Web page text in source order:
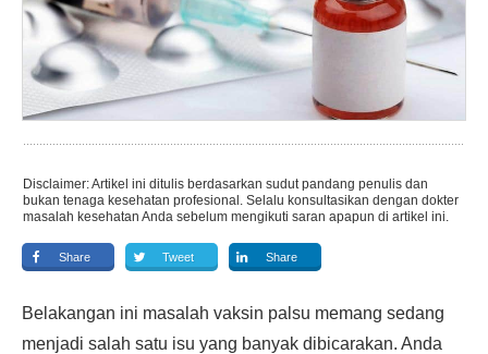
Disclaimer: Artikel ini ditulis berdasarkan sudut pandang penulis dan
bukan tenaga kesehatan profesional. Selalu konsultasikan dengan dokter
masalah kesehatan Anda sebelum mengikuti saran apapun di artikel ini.
Share Tweet Share
Belakangan ini masalah vaksin palsu memang sedang
menjadi salah satu isu yang banyak dibicarakan. Anda